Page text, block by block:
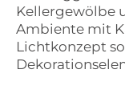
Kellergewölbe
Ambiente mit
Lichtkonzept